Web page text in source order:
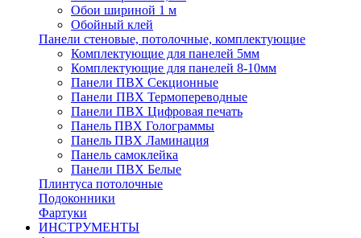
Обои шириной 1 м
Обойный клей
Панели стеновые, потолочные, комплектующие
Комплектующие для панелей 5мм
Комплектующие для панелей 8-10мм
Панели ПВХ Секционные
Панели ПВХ Термопереводные
Панели ПВХ Цифровая печать
Панель ПВХ Голограммы
Панель ПВХ Ламинация
Панель самоклейка
Панели ПВХ Белые
Плинтуса потолочные
Подоконники
Фартуки
ИНСТРУМЕНТЫ